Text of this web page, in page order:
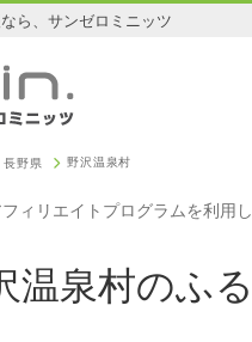
ら、サンゼロミニッツ
長野県 野沢温泉村
ィリエイトプログラムを利用し
温泉村のふ